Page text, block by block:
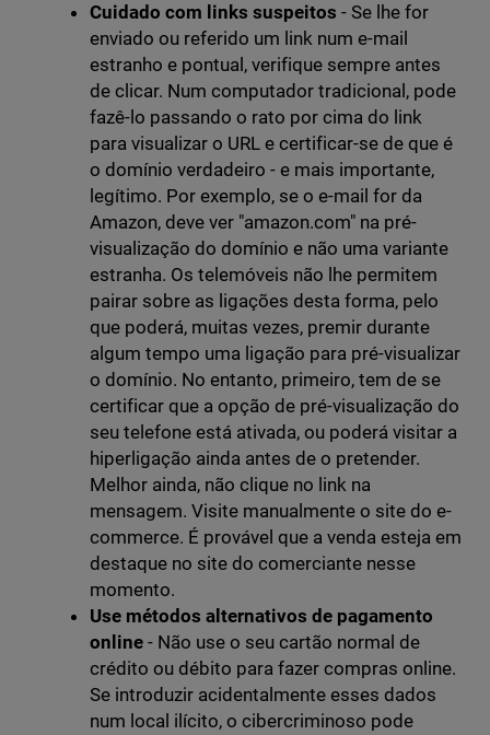
Cuidado com links suspeitos - Se lhe for
enviado ou referido um link num e-mail
estranho e pontual, verifique sempre antes
de clicar. Num computador tradicional, pode
fazê-lo passando o rato por cima do link
para visualizar o URL e certificar-se de que é
o domínio verdadeiro - e mais importante,
legítimo. Por exemplo, se o e-mail for da
Amazon, deve ver "amazon.com" na pré-
visualização do domínio e não uma variante
estranha. Os telemóveis não lhe permitem
pairar sobre as ligações desta forma, pelo
que poderá, muitas vezes, premir durante
algum tempo uma ligação para pré-visualizar
o domínio. No entanto, primeiro, tem de se
certificar que a opção de pré-visualização do
seu telefone está ativada, ou poderá visitar a
hiperligação ainda antes de o pretender.
Melhor ainda, não clique no link na
mensagem. Visite manualmente o site do e-
commerce. É provável que a venda esteja em
destaque no site do comerciante nesse
momento.
Use métodos alternativos de pagamento
online- Não use o seu cartão normal de
crédito ou débito para fazer compras online.
Se introduzir acidentalmente esses dados
num local ilícito, o cibercriminoso pode